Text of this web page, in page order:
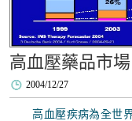
高血壓藥品市場
2004/12/27
高血壓疾病為全世界